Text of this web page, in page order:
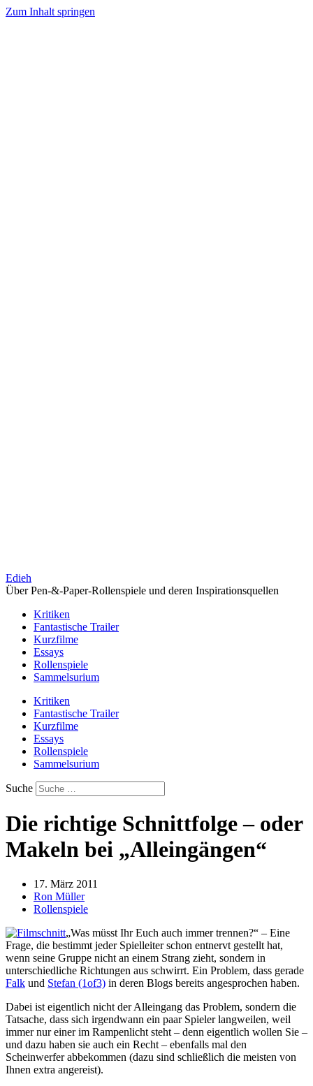
Zum Inhalt springen
Edieh
Über Pen-&-Paper-Rollenspiele und deren Inspirationsquellen
Kritiken
Fantastische Trailer
Kurzfilme
Essays
Rollenspiele
Sammelsurium
Kritiken
Fantastische Trailer
Kurzfilme
Essays
Rollenspiele
Sammelsurium
Suche
Die richtige Schnittfolge – oder
Makeln bei „Alleingängen“
17. März 2011
Ron Müller
Rollenspiele
„Was müsst Ihr Euch auch immer trennen?“ – Eine
Frage, die bestimmt jeder Spielleiter schon entnervt gestellt hat,
wenn seine Gruppe nicht an einem Strang zieht, sondern in
unterschiedliche Richtungen aus schwirrt. Ein Problem, dass gerade
Falk und Stefan (1of3) in deren Blogs bereits angesprochen haben.
Dabei ist eigentlich nicht der Alleingang das Problem, sondern die
Tatsache, dass sich irgendwann ein paar Spieler langweilen, weil
immer nur einer im Rampenlicht steht – denn eigentlich wollen Sie –
und dazu haben sie auch ein Recht – ebenfalls mal den
Scheinwerfer abbekommen (dazu sind schließlich die meisten von
Ihnen extra angereist).